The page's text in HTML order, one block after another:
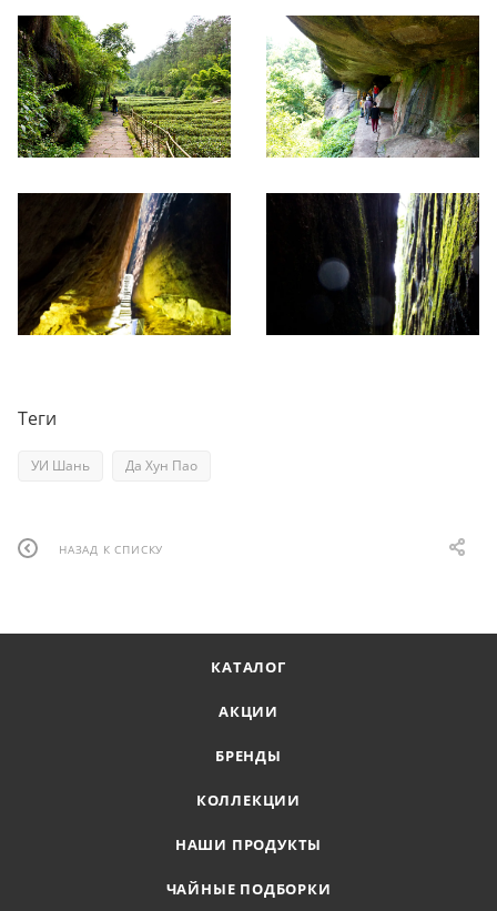
Теги
УИ Шань Да Хун Пао
НАЗАД К СПИСКУ
КАТАЛОГ
АКЦИИ
БРЕНДЫ
КОЛЛЕКЦИИ
НАШИ ПРОДУКТЫ
ЧАЙНЫЕ ПОДБОРКИ